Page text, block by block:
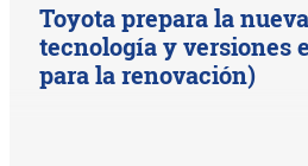
Toyota prepara la
tecnología y versiones
para la renovación)